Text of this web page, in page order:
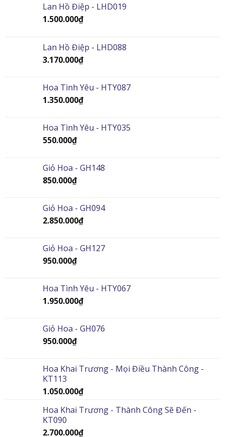
Lan Hồ Điệp - LHD019
1.500.000₫
Lan Hồ Điệp - LHD088
3.170.000₫
Hoa Tình Yêu - HTY087
1.350.000₫
Hoa Tình Yêu - HTY035
550.000₫
Giỏ Hoa - GH148
850.000₫
Giỏ Hoa - GH094
2.850.000₫
Giỏ Hoa - GH127
950.000₫
Hoa Tình Yêu - HTY067
1.950.000₫
Giỏ Hoa - GH076
950.000₫
Hoa Khai Trương - Mọi Điều Thành Công -
KT113
1.050.000₫
Hoa Khai Trương - Thành Công Sẽ Đến -
KT090
2.700.000₫